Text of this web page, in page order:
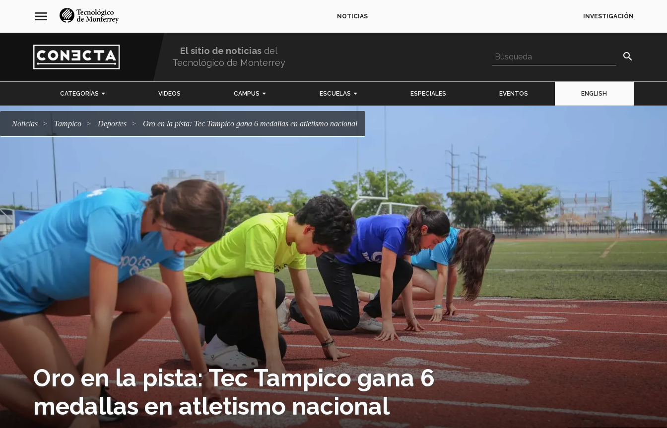
navegación
principal
menu NOTICIAS INVESTIGACIÓN
El sitio de noticias del
Tecnológico de Monterrey
search
CATEGORÍAS VIDEOS CAMPUS ESCUELAS ESPECIALES EVENTOS ENGLISH
Noticias Tampico deportes Oro en la pista: Tec Tampico gana 6 medallas en atletismo nacional
Oro en la pista: Tec Tampico gana 6
medallas en atletismo nacional